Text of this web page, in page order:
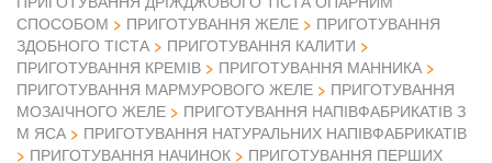
СПОСОБОМ
ПРИГОТУВАННЯ ЖЕЛЕ
ПРИГОТУВАННЯ
ЗДОБНОГО ТІСТА
ПРИГОТУВАННЯ КАЛИТИ
ПРИГОТУВАННЯ КРЕМІВ
ПРИГОТУВАННЯ МАННИКА
ПРИГОТУВАННЯ МАРМУРОВОГО ЖЕЛЕ
ПРИГОТУВАННЯ
МОЗАІЧНОГО ЖЕЛЕ
ПРИГОТУВАННЯ НАПІВФАБРИКАТІВ З
М ЯСА
ПРИГОТУВАННЯ НАТУРАЛЬНИХ НАПІВФАБРИКАТІВ
ПРИГОТУВАННЯ НАЧИНОК
ПРИГОТУВАННЯ ПЕРШИХ